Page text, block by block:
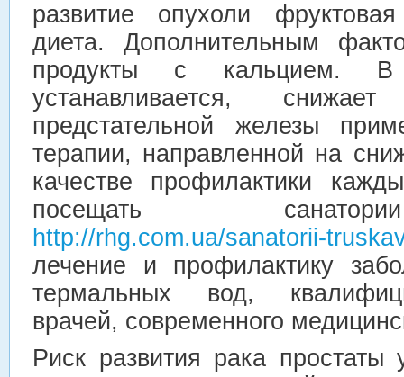
развитие опухоли
диета. Дополнительным
продукты с кальцием. В
устанавливается,
предстательной железы
терапии, направленной на
качестве профилактики
посещать
http://rhg.com.ua/sanatorii-
лечение и профилактику
термальных вод,
врачей, современного
Риск развития рака простаты